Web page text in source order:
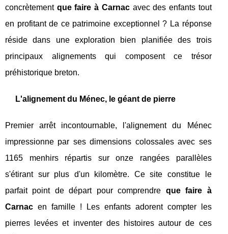
concrètement que faire à Carnacavec des enfants tout
en profitant de ce patrimoine exceptionnel ? La réponse
réside dans une exploration bien planifiée des trois
principaux alignements qui composent ce trésor
préhistorique breton.
L'alignement du Ménec, le géant de pierre
Premier arrêt incontournable, l'alignement du Ménec
impressionne par ses dimensions colossales avec ses
1165 menhirs répartis sur onze rangées parallèles
s'étirant sur plus d'un kilomètre. Ce site constitue le
parfait point de départ pour comprendre que faire à
Carnac en famille ! Les enfants adorent compter les
pierres levées et inventer des histoires autour de ces